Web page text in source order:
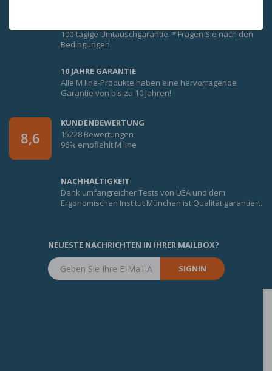
100-tägige Umtauschgarantie. * Fragen Sie nach den
Bedingungen
10 JAHRE GARANTIE
Alle M line-Produkte haben eine hervorragende
Garantie von bis zu 10 Jahren!
8,6
KUNDENBEWERTUNG
15228 Bewertungen
96% empfiehlt M line
NACHHALTIGKEIT
Dank umfangreicher Tests von LGA und dem
Ergonomischen Institut München ist Qualität garantiert.
NEUESTE NACHRICHTEN IN IHRER MAILBOX?
SIGNIN